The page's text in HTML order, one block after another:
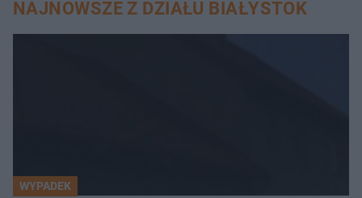
NAJNOWSZE Z DZIAŁU BIAŁYSTOK
WYPADEK